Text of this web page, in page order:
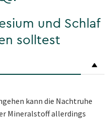
und Schlaf
solltest
kann die Nachtruhe
Mineralstoff allerdings